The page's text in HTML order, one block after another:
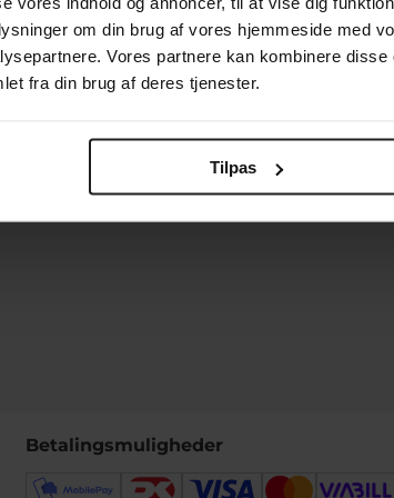
om din brug af vores hjemmeside med
Vores partnere kan kombinere
fra din brug af deres tjenester.
Tilpas
Kundeklub
Køb returlabel
Hent returseddel
Følg Os
Betalingsmuligheder